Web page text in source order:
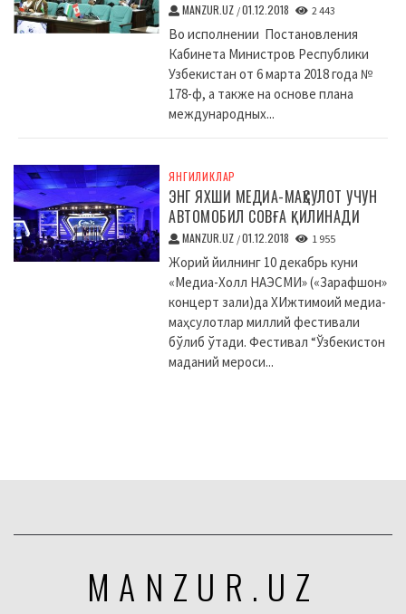
MANZUR.UZ /01.12.2018 2 443
Во исполнении Постановления
Кабинета Министров Республики
Узбекистан от 6 марта 2018 года №
178-ф, а также на основе плана
международных...
ЯНГИЛИКЛАР
ЭНГ ЯХШИ МЕДИА-МАҲСУЛОТ УЧУН
АВТОМОБИЛ СОВҒА ҚИЛИНАДИ
MANZUR.UZ /01.12.2018 1 955
Жорий йилнинг 10 декабрь куни
«Медиа-Холл НАЭСМИ» («Зарафшон»
концерт зали)да XИжтимоий медиа-
маҳсулотлар миллий фестивали
бўлиб ўтади. Фестивал “Ўзбекистон
маданий мероси...
MANZUR.UZ